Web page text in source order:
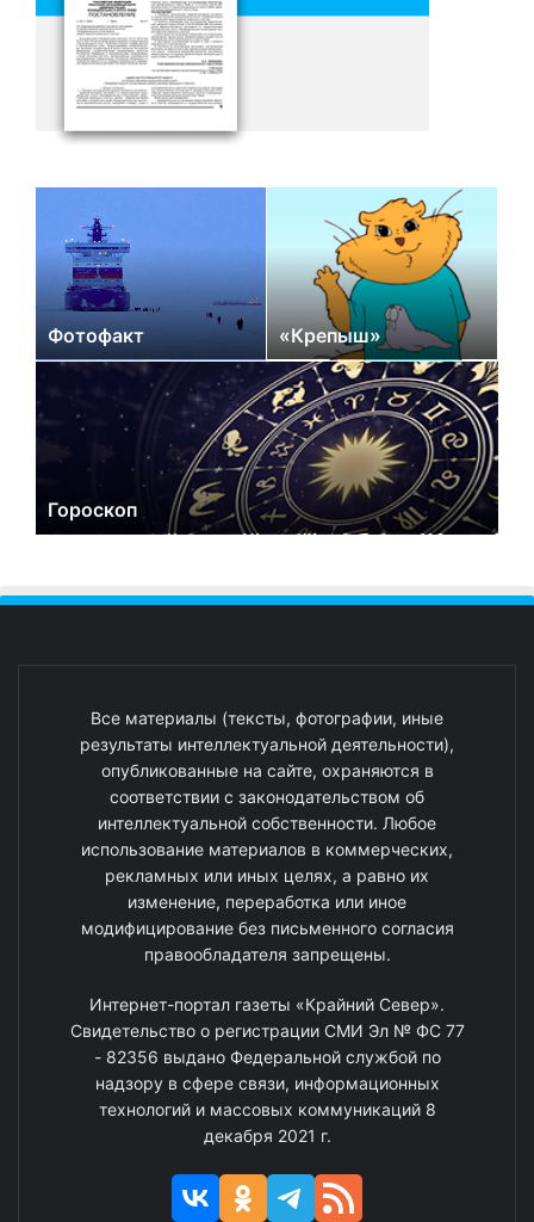
Фотофакт «Крепыш»
Гороскоп
Все материалы (тексты, фотографии, иные
результаты интеллектуальной деятельности),
опубликованные на сайте, охраняются в
соответствии с законодательством об
интеллектуальной собственности. Любое
использование материалов в коммерческих,
рекламных или иных целях, а равно их
изменение, переработка или иное
модифицирование без письменного согласия
правообладателя запрещены.
Интернет-портал газеты «Крайний Север».
Свидетельство о регистрации СМИ Эл № ФС 77
- 82356 выдано Федеральной службой по
надзору в сфере связи, информационных
технологий и массовых коммуникаций 8
декабря 2021 г.